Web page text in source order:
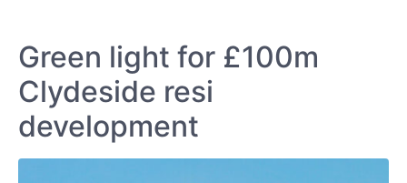
Green light for £100m
Clydeside resi
development